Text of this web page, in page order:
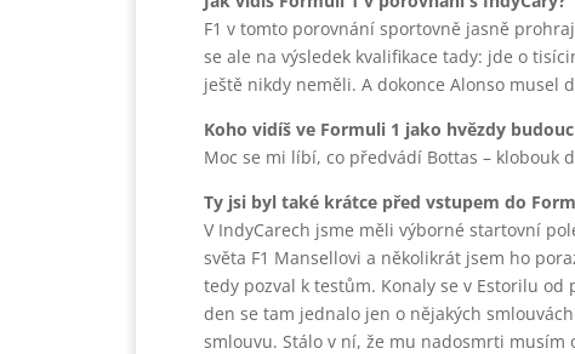
F1 v tomto porovnání sportovně jasně
se ale na výsledek kvalifikace tady: jde o
ještě nikdy neměli. A dokonce Alonso musel
Koho vidíš ve Formuli 1 jako hvězdy
Moc se mi líbí, co předvádí Bottas – klobouk
Ty jsi byl také krátce před vstupem do
V IndyCarech jsme měli výborné startovní
světa F1 Mansellovi a několikrát jsem ho
tedy pozval k testům. Konaly se v Estorilu
den se tam jednalo jen o nějakých
smlouvu. Stálo v ní, že mu nadosmrti musím